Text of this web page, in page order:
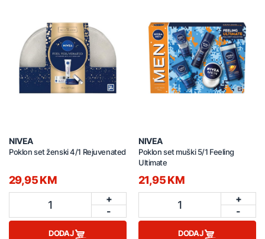
NIVEA
Poklon set ženski 4/1 Rejuvenated
29,95 KM
1
+
-
DODAJ
NIVEA
Poklon set muški 5/1 Feeling
Ultimate
21,95 KM
1
+
-
DODAJ